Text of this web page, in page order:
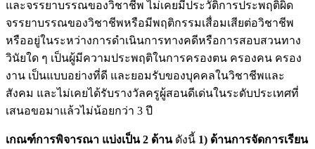
และจรรยาบรรณของวิชาชีพ ไม่เคยมีประวัติการประพฤติผิด
จรรยาบรรณของวิชาชีพหรือมีพฤติกรรมเสื่อมเสียต่อวิชาชีพ
หรืออยู่ในระหว่างการดำเนินการทางคดีหรือการสอบสวนทาง
วินัยใด ๆ เป็นผู้มีความประพฤติในการครองตน ครองคน ครอง
งาน เป็นแบบอย่างที่ดี และยอมรับของบุคคลในวิชาชีพและ
สังคม และไม่เคยได้รับรางวัลครูผู้สอนดีเด่นในระดับประเทศที่
เสนอขอมาแล้วไม่น้อยกว่า 3 ปี
เกณฑ์การพิจารณา แบ่งเป็น 2 ด้าน ดังนี้ 1) ด้านการจัดการเรียน